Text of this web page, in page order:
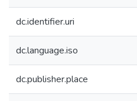
dc.identifier.uri
dc.language.iso
dc.publisher.place